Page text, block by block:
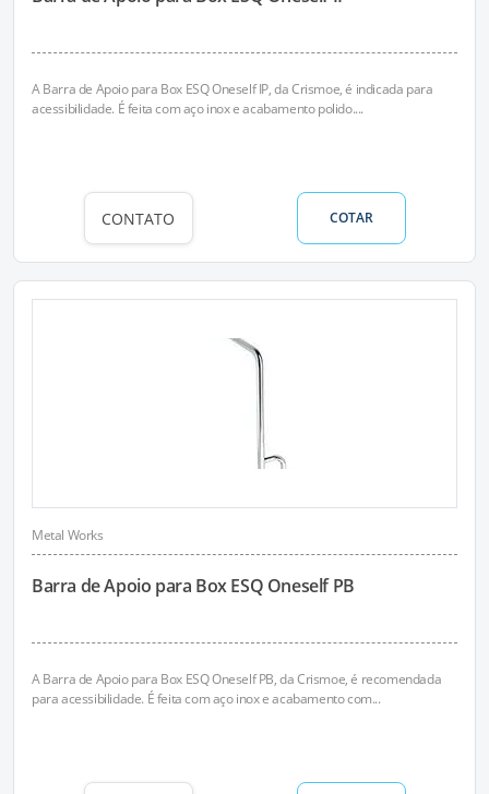
A Barra de Apoio para Box ESQ Oneself IP, da Crismoe, é indicada para
acessibilidade. É feita com aço inox e acabamento polido....
CONTATO COTAR
Metal Works
Barra de Apoio para Box ESQ Oneself PB
A Barra de Apoio para Box ESQ Oneself PB, da Crismoe, é recomendada
para acessibilidade. É feita com aço inox e acabamento com...